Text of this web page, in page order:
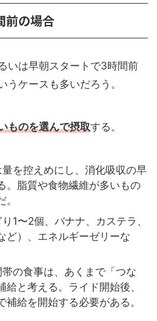
前の場合
いは早朝スタートで3時間前
うケースも多いだろう。
ものを選んで摂取する。
量を控えめにし、消化吸収の早
。脂質や食物繊維が多いもの
1〜2個、バナナ、カステラ、
ど）、エネルギーゼリーな
帯の食事は、あくまで「つな
給と考える。ライド開始後、
補給を開始する必要がある。